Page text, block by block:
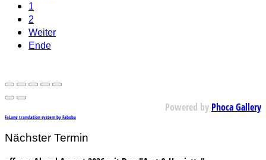
1
2
Weiter
Ende
Powered by Phoca Gallery
FaLang translation system by Faboba
Nächster Termin